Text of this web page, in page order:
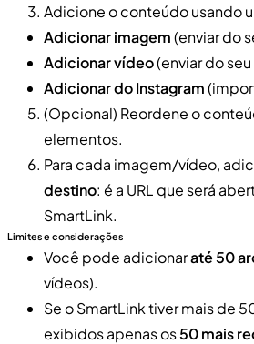
Adicione o conteúdo usando
Adicionar imagem(enviar do
Adicionar vídeo(enviar do
Adicionar do Instagram
(Opcional) Reordene o
elementos.
Para cada imagem/vídeo,
destino: é a URL que será
SmartLink.
Limites e considerações
Você pode adicionaraté 50
vídeos).
Se o SmartLink tiver mais de
exibidos apenas os50 mais